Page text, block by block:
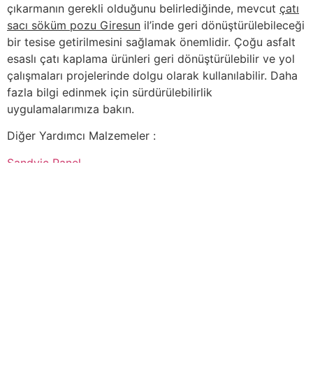
çıkarmanın gerekli olduğunu belirlediğinde, mevcut çatı
sacı söküm pozu Giresun il’inde geri dönüştürülebileceği
bir tesise getirilmesini sağlamak önemlidir. Çoğu asfalt
esaslı çatı kaplama ürünleri geri dönüştürülebilir ve yol
çalışmaları projelerinde dolgu olarak kullanılabilir. Daha
fazla bilgi edinmek için sürdürülebilirlik
uygulamalarımıza bakın.
Diğer Yardımcı Malzemeler :
Sandviç Panel